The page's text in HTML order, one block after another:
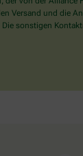
Versand und die
sonstigen